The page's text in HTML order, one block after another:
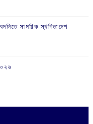
সাময়িক স্থগিতাদেশ